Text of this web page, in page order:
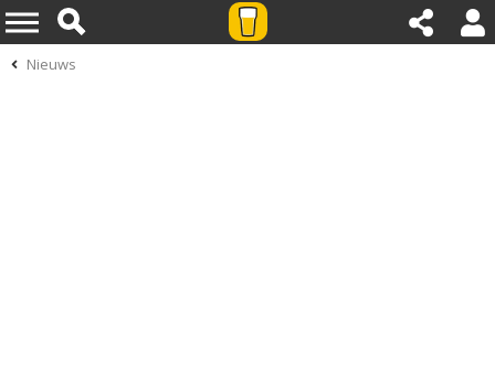
Nieuws